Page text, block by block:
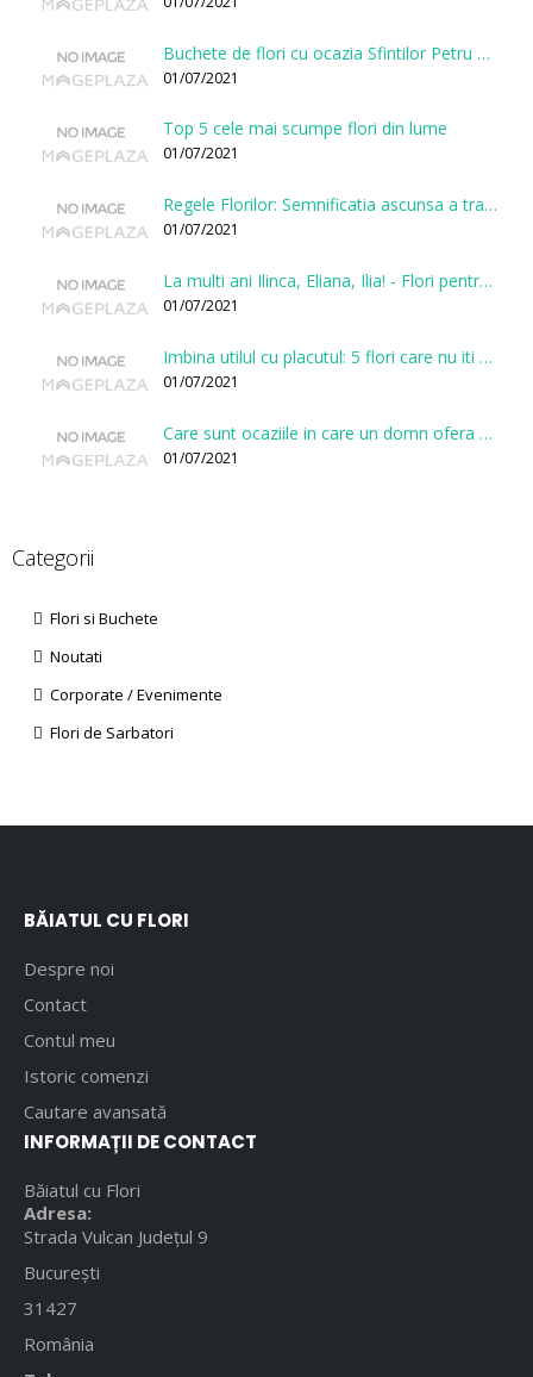
Buchete de flori cu ocazia Sfintilor Petru si Pavel
01/07/2021
Top 5 cele mai scumpe flori din lume
01/07/2021
Regele Florilor: Semnificatia ascunsa a trandafirului
01/07/2021
La multi ani Ilinca, Eliana, Ilia! - Flori pentru doamnele sarbatorite de Sfantul Ilie
01/07/2021
Imbina utilul cu placutul: 5 flori care nu iti vor face gaura in buget
01/07/2021
Care sunt ocaziile in care un domn ofera flori?
01/07/2021
Categorii
Flori si Buchete
Noutati
Corporate / Evenimente
Flori de Sarbatori
BĂIATUL CU FLORI
Despre noi
Contact
Contul meu
Istoric comenzi
Cautare avansată
INFORMAȚII DE CONTACT
Băiatul cu Flori
Adresa:
Strada Vulcan Județul 9
București
31427
România